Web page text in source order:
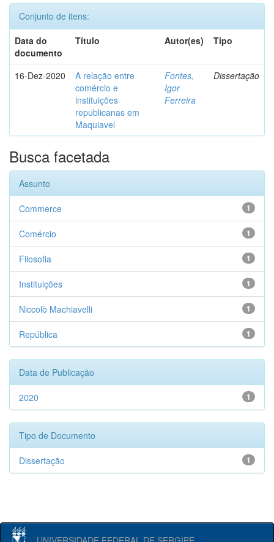
Conjunto de itens:
Data do
documento
Título Autor(es) Tipo
16-Dez-2020
A relação entre
comércio e
instituições
republicanas em
Maquiavel
Fontes,
Igor
Ferreira
Dissertação
Busca facetada
Assunto
1
Commerce
1
Comércio
1
Filosofia
1
Instituições
1
Niccolò Machiavelli
1
República
Data de Publicação
1
2020
Tipo de Documento
1
Dissertação